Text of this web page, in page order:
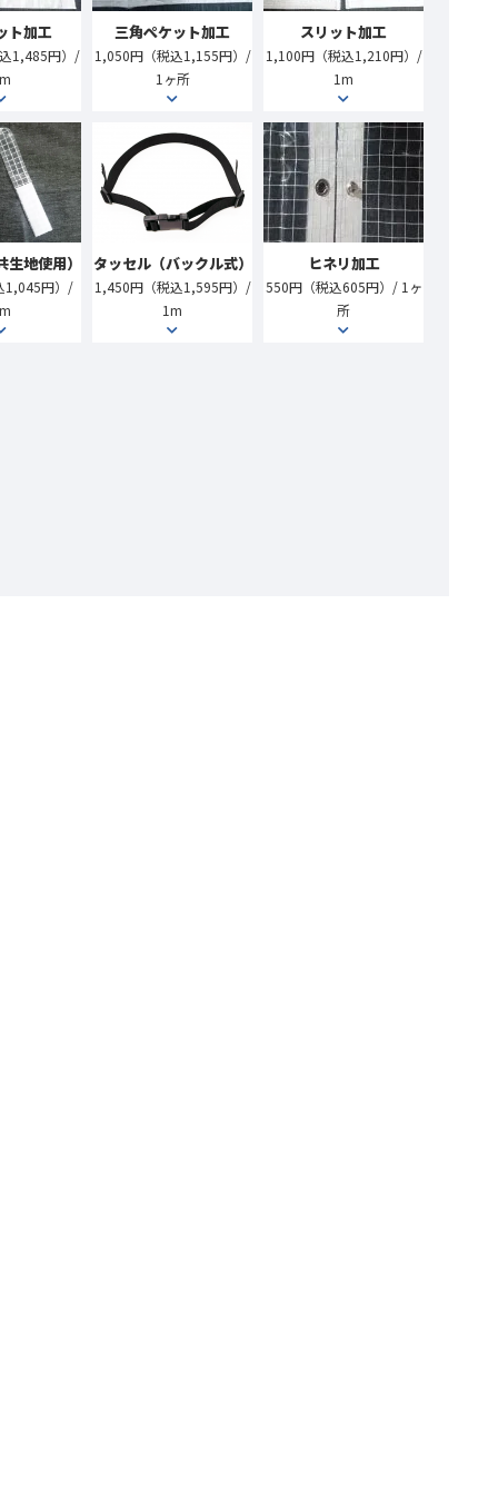
ト加工
1,485円）/
三角ぺケット加工
1,050円（税込1,155円）/
1ヶ所
スリット加工
1,100円（税込1,210円）/
1m
地使用）
1,045円）/
タッセル（バックル式）
1,450円（税込1,595円）/
1m
ヒネリ加工
550円（税込605円）/ 1ヶ
所